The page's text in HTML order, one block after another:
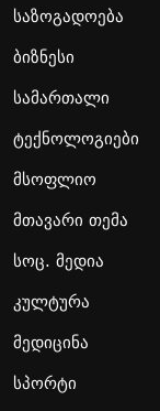
საზოგადოება
ბიზნესი
სამართალი
ტექნოლოგიები
მსოფლიო
მთავარი თემა
სოც. მედია
კულტურა
მედიცინა
სპორტი